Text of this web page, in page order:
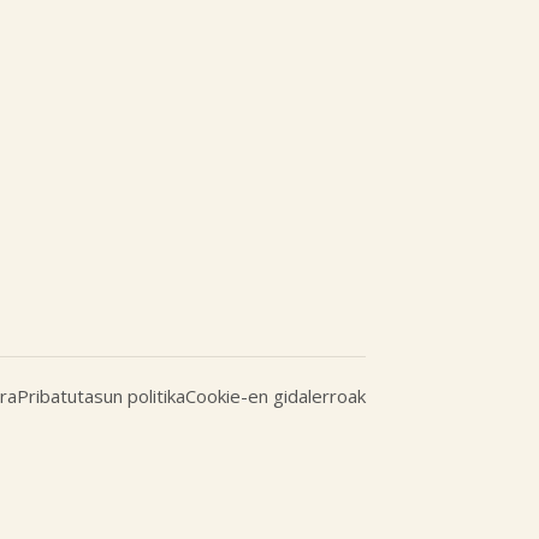
Pribatutasun politikaCookie-en gidalerroak